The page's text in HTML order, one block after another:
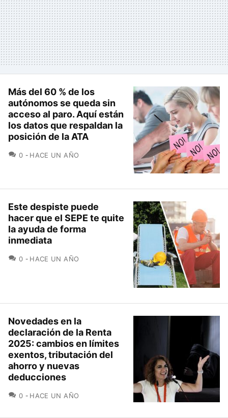
Más del 60 % de los
autónomos se queda sin
acceso al paro. Aquí están
los datos que respaldan la
posición de la ATA
0 COMENTARIOS
HACE UN AÑO
Este despiste puede
hacer que el SEPE te quite
la ayuda de forma
inmediata
0 COMENTARIOS
HACE UN AÑO
Novedades en la
declaración de la Renta
2025: cambios en límites
exentos, tributación del
ahorro y nuevas
deducciones
0 COMENTARIOS
HACE UN AÑO